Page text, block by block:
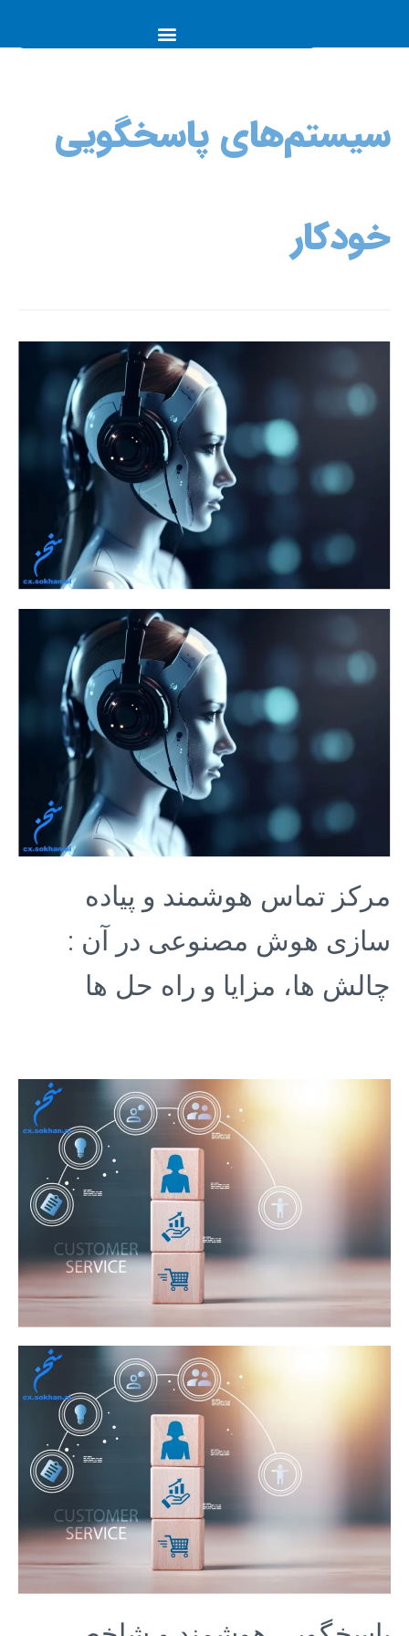
سیستم‌های پاسخگویی
خودکار
مرکز تماس هوشمند و پیاده‌
سازی هوش مصنوعی در آن :
چالش‌ ها، مزایا و راه‌ حل‌ ها